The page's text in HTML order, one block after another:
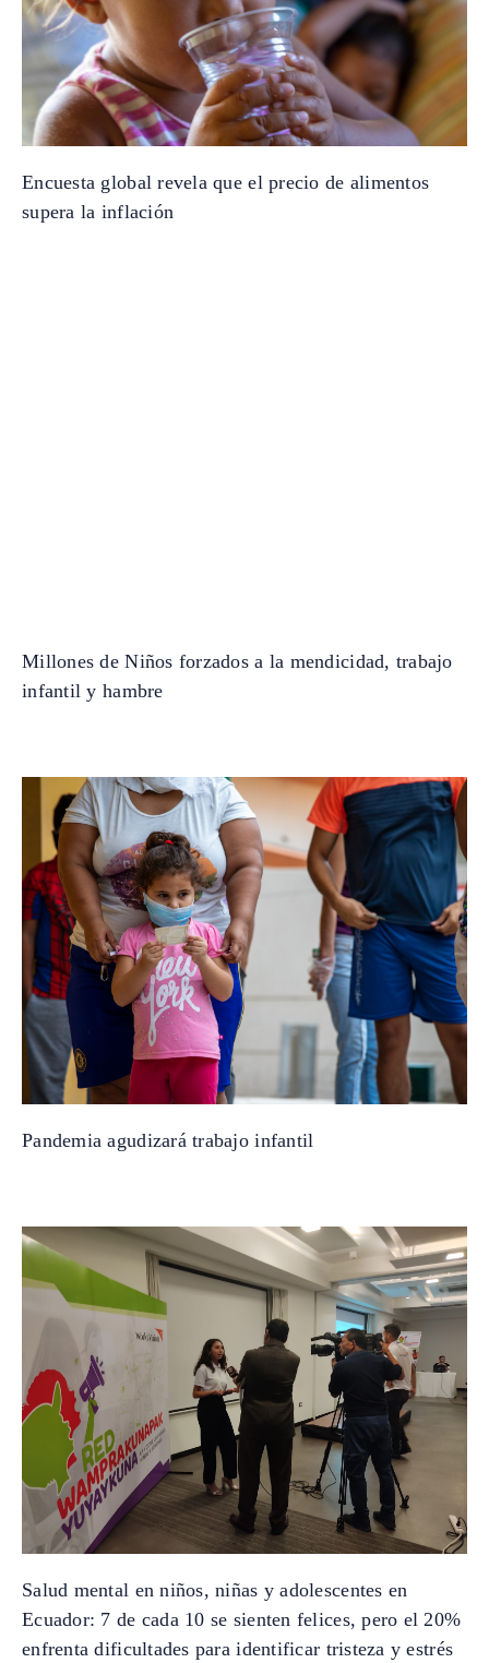
Encuesta global revela que el precio de alimentos
supera la inflación
Millones de Niños forzados a la mendicidad, trabajo
infantil y hambre
Pandemia agudizará trabajo infantil
Salud mental en niños, niñas y adolescentes en
Ecuador: 7 de cada 10 se sienten felices, pero el 20%
enfrenta dificultades para identificar tristeza y estrés